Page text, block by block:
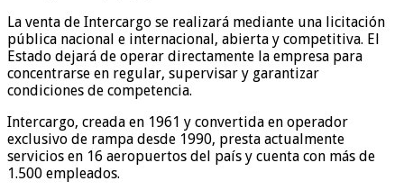
La venta de Intercargo se realizará mediante una licitación
pública nacional e internacional, abierta y competitiva. El
Estado dejará de operar directamente la empresa para
concentrarse en regular, supervisar y garantizar
condiciones de competencia.
Intercargo, creada en 1961 y convertida en operador
exclusivo de rampa desde 1990, presta actualmente
servicios en 16 aeropuertos del país y cuenta con más de
1.500 empleados.